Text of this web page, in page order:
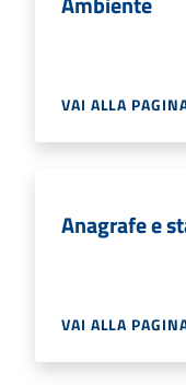
VAI ALLA
Anagrafe e
VAI ALLA